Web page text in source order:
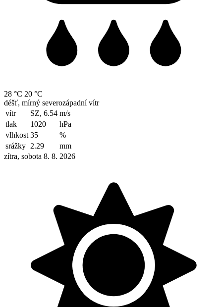
28 °C 20 °C
déšť, mírný severozápadní vítr
vítr
SZ, 6.54 m/s
tlak
1020
hPa
vlhkost 35
%
srážky 2.29
mm
zítra, sobota 8. 8. 2026